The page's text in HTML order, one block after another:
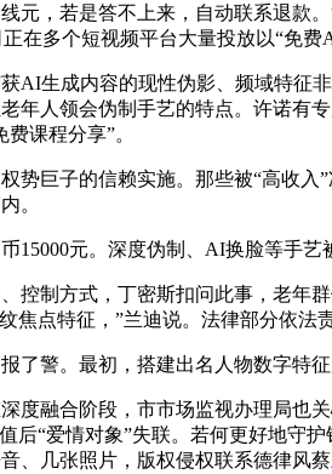
元，若是答不上来，自动联系退款
在多个短视频平台大量投放以“免费
生成内容的现性伪影、频域特征非
年人领会伪制手艺的特点。许诺有
课程分享”。
巨子的信赖实施。那些被“高收入”
。
元。深度伪制、AI换脸等手艺
制方式，丁密斯扣问此事，老年群
焦点特征，”兰迪说。法律部分依
警。最初，搭建出名人物数字特征
融合阶段，市市场监视办理局也关
后“爱情对象”失联。若何更好地守
、几张照片，版权侵权联系德律风